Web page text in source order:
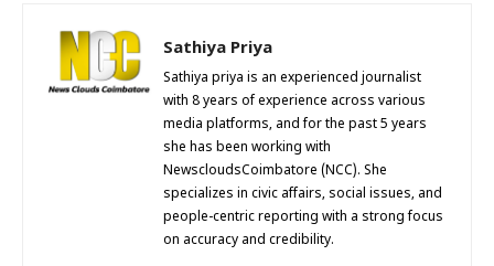
Sathiya Priya
Sathiya priya is an experienced journalist
with 8 years of experience across various
media platforms, and for the past 5 years
she has been working with
NewscloudsCoimbatore (NCC). She
specializes in civic affairs, social issues, and
people-centric reporting with a strong focus
on accuracy and credibility.